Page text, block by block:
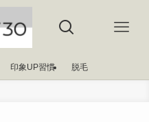
印象UP習慣 脱毛